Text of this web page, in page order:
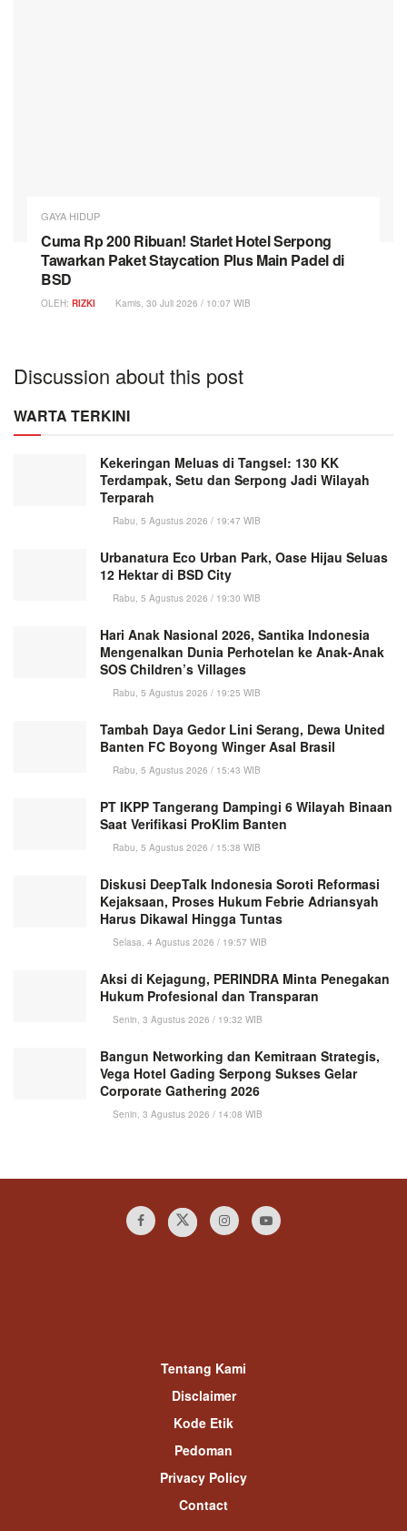
GAYA HIDUP
Cuma Rp 200 Ribuan! Starlet Hotel Serpong
Tawarkan Paket Staycation Plus Main Padel di
BSD
OLEH: RIZKI Kamis, 30 Juli 2026 / 10:07 WIB
Discussion about this post
WARTA TERKINI
Kekeringan Meluas di Tangsel: 130 KK
Terdampak, Setu dan Serpong Jadi Wilayah
Terparah
Rabu, 5 Agustus 2026 / 19:47 WIB
Urbanatura Eco Urban Park, Oase Hijau Seluas
12 Hektar di BSD City
Rabu, 5 Agustus 2026 / 19:30 WIB
Hari Anak Nasional 2026, Santika Indonesia
Mengenalkan Dunia Perhotelan ke Anak-Anak
SOS Children’s Villages
Rabu, 5 Agustus 2026 / 19:25 WIB
Tambah Daya Gedor Lini Serang, Dewa United
Banten FC Boyong Winger Asal Brasil
Rabu, 5 Agustus 2026 / 15:43 WIB
PT IKPP Tangerang Dampingi 6 Wilayah Binaan
Saat Verifikasi ProKlim Banten
Rabu, 5 Agustus 2026 / 15:38 WIB
Diskusi DeepTalk Indonesia Soroti Reformasi
Kejaksaan, Proses Hukum Febrie Adriansyah
Harus Dikawal Hingga Tuntas
Selasa, 4 Agustus 2026 / 19:57 WIB
Aksi di Kejagung, PERINDRA Minta Penegakan
Hukum Profesional dan Transparan
Senin, 3 Agustus 2026 / 19:32 WIB
Bangun Networking dan Kemitraan Strategis,
Vega Hotel Gading Serpong Sukses Gelar
Corporate Gathering 2026
Senin, 3 Agustus 2026 / 14:08 WIB
Tentang Kami
Disclaimer
Kode Etik
Pedoman
Privacy Policy
Contact